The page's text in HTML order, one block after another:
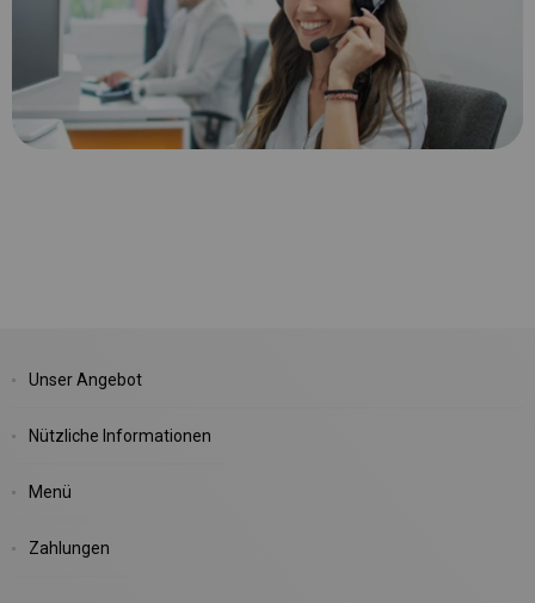
Unser Angebot
Nützliche Informationen
Menü
Zahlungen